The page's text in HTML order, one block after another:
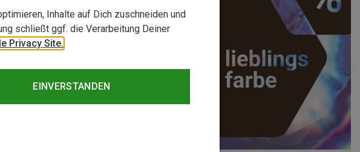
Inhalte auf Dich zuschneiden und
schließt ggf. die Verarbeitung Deiner
Privacy Site.
EINVERSTANDEN